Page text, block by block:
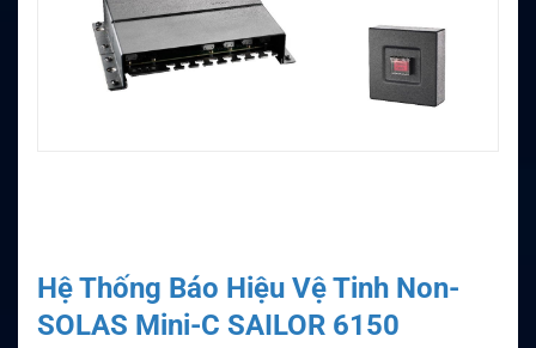
Hệ Thống Báo Hiệu Vệ Tinh Non-
SOLAS Mini-C SAILOR 6150